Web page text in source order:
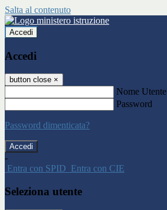
Salta al contenuto
Accedi
Accedi
button close ×
Nome Utente
Password
Password dimenticata?
-
Entra con SPID Entra con CIE
Seleziona utente